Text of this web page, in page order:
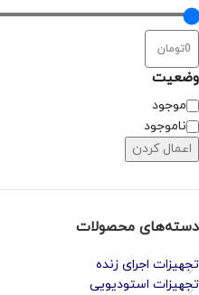
وضعیت
موجود
ناموجود
اعمال کردن
دسته‌های محصولات
تجهیزات اجرای زنده
تجهیزات استودیویی